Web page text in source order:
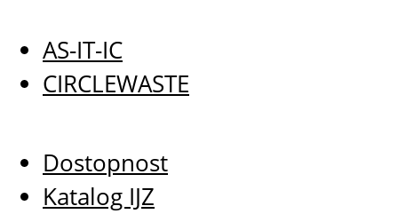
AS-IT-IC
CIRCLEWASTE
Dostopnost
Katalog IJZ